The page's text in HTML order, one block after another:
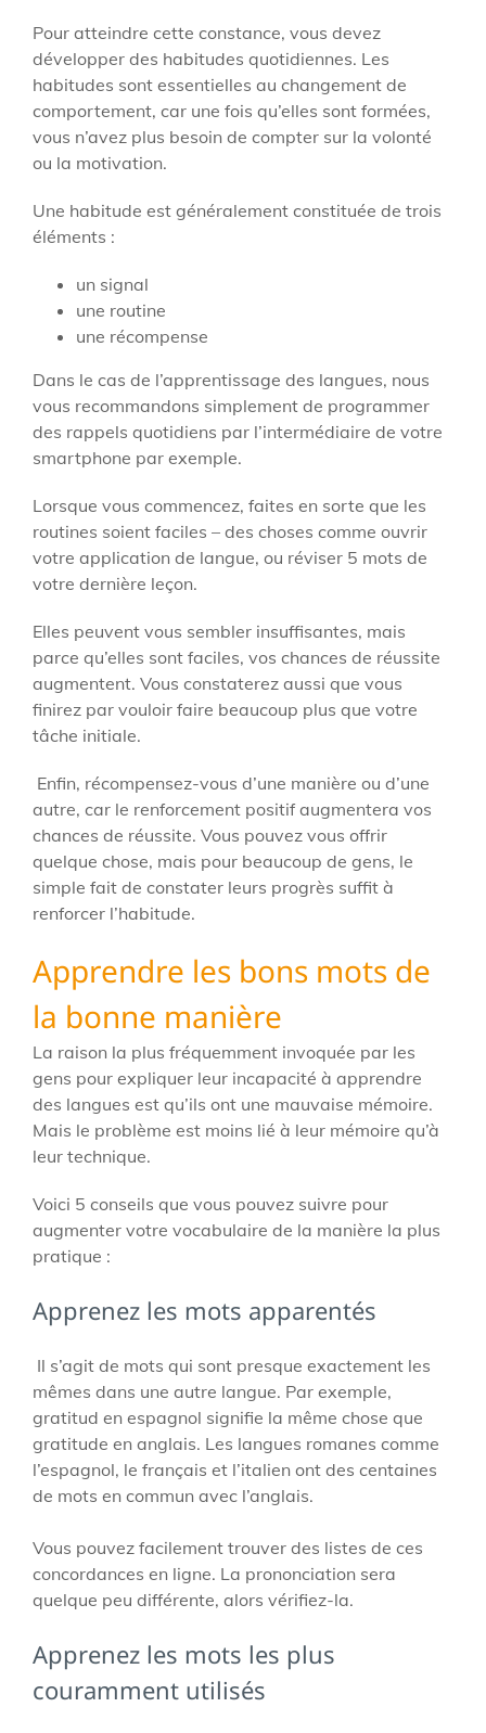
Pour atteindre cette constance, vous devez
développer des habitudes quotidiennes. Les
habitudes sont essentielles au changement de
comportement, car une fois qu’elles sont formées,
vous n’avez plus besoin de compter sur la volonté
ou la motivation.
Une habitude est généralement constituée de trois
éléments :
un signal
une routine
une récompense
Dans le cas de l’apprentissage des langues, nous
vous recommandons simplement de programmer
des rappels quotidiens par l’intermédiaire de votre
smartphone par exemple.
Lorsque vous commencez, faites en sorte que les
routines soient faciles – des choses comme ouvrir
votre application de langue, ou réviser 5 mots de
votre dernière leçon.
Elles peuvent vous sembler insuffisantes, mais
parce qu’elles sont faciles, vos chances de réussite
augmentent. Vous constaterez aussi que vous
finirez par vouloir faire beaucoup plus que votre
tâche initiale.
Enfin, récompensez-vous d’une manière ou d’une
autre, car le renforcement positif augmentera vos
chances de réussite. Vous pouvez vous offrir
quelque chose, mais pour beaucoup de gens, le
simple fait de constater leurs progrès suffit à
renforcer l’habitude.
Apprendre les bons mots de
la bonne manière
La raison la plus fréquemment invoquée par les
gens pour expliquer leur incapacité à apprendre
des langues est qu’ils ont une mauvaise mémoire.
Mais le problème est moins lié à leur mémoire qu’à
leur technique.
Voici 5 conseils que vous pouvez suivre pour
augmenter votre vocabulaire de la manière la plus
pratique :
Apprenez les mots apparentés
Il s’agit de mots qui sont presque exactement les
mêmes dans une autre langue. Par exemple,
gratitud en espagnol signifie la même chose que
gratitude en anglais. Les langues romanes comme
l’espagnol, le français et l’italien ont des centaines
de mots en commun avec l’anglais.
Vous pouvez facilement trouver des listes de ces
concordances en ligne. La prononciation sera
quelque peu différente, alors vérifiez-la.
Apprenez les mots les plus
couramment utilisés